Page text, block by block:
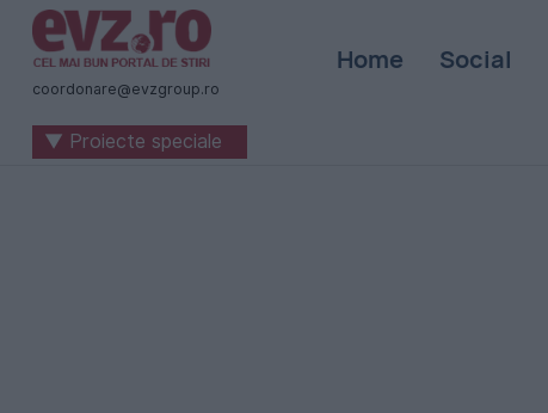
Știri
naționale
internaționale
coordonare@evzgroup.ro
Home Social
▼ Proiecte speciale